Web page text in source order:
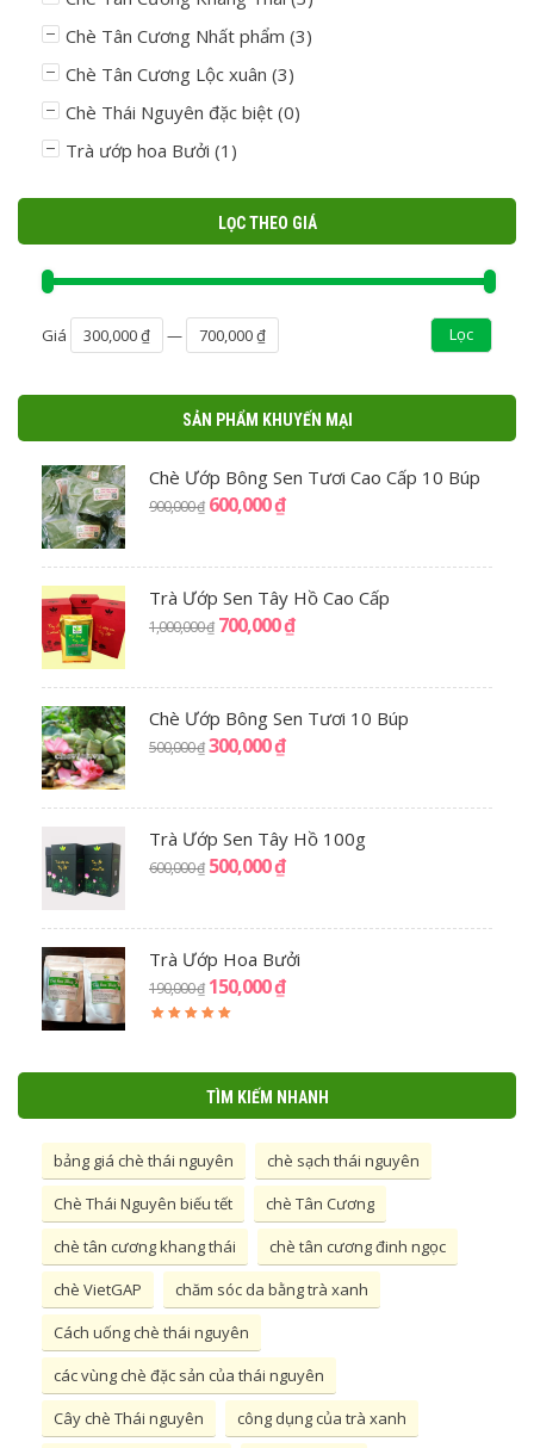
Chè Tân Cương Nhất phẩm (3)
Chè Tân Cương Lộc xuân (3)
Chè Thái Nguyên đặc biệt (0)
Trà ướp hoa Bưởi (1)
LỌC THEO GIÁ
Lọc
Giá 300,000 ₫ — 700,000 ₫
SẢN PHẨM KHUYẾN MẠI
Chè Ướp Bông Sen Tươi Cao Cấp 10 Búp
900,000₫ 600,000₫
Trà Ướp Sen Tây Hồ Cao Cấp
1,000,000₫ 700,000₫
Chè Ướp Bông Sen Tươi 10 Búp
500,000₫ 300,000₫
Trà Ướp Sen Tây Hồ 100g
600,000₫ 500,000₫
Trà Ướp Hoa Bưởi
190,000₫ 150,000₫
TÌM KIẾM NHANH
bảng giá chè thái nguyên
chè sạch thái nguyên
Chè Thái Nguyên biếu tết
chè Tân Cương
chè tân cương khang thái
chè tân cương đinh ngọc
chè VietGAP
chăm sóc da bằng trà xanh
Cách uống chè thái nguyên
các vùng chè đặc sản của thái nguyên
Cây chè Thái nguyên
công dụng của trà xanh